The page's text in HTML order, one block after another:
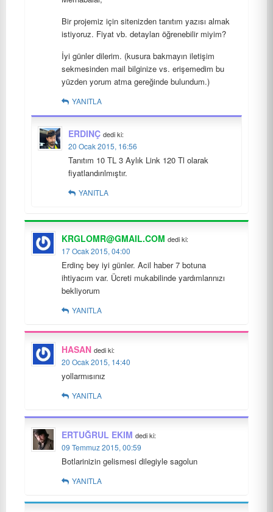
Bir projemiz için sitenizden tanıtım yazısı almak
istiyoruz. Fiyat vb. detayları öğrenebilir miyim?
İyi günler dilerim. (kusura bakmayın iletişim
sekmesinden mail bilginize vs. erişemedim bu
yüzden yorum atma gereğinde bulundum.)
YANITLA
ERDINÇ dedi ki:
20 Ocak 2015, 16:56
Tanıtım 10 TL 3 Aylık Link 120 Tl olarak
fiyatlandırılmıştır.
YANITLA
KRGLOMR@GMAIL.COM dedi ki:
17 Ocak 2015, 04:00
Erdinç bey iyi günler. Acil haber 7 botuna
ihtiyacım var. Ücreti mukabilinde yardımlarınızı
bekliyorum
YANITLA
HASAN dedi ki:
20 Ocak 2015, 14:40
yollarmısınız
YANITLA
ERTUĞRUL EKIM dedi ki:
09 Temmuz 2015, 00:59
Botlarinizin gelismesi dilegiyle sagolun
YANITLA